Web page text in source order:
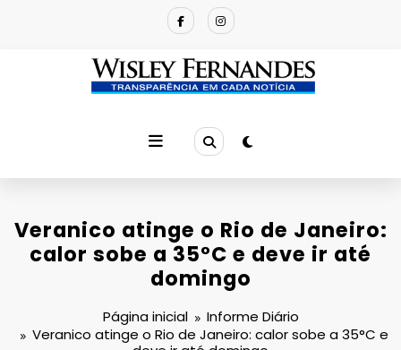
Veranico atinge o Rio de Janeiro:
calor sobe a 35°C e deve ir até
domingo
Página inicial
Informe Diário
Veranico atinge o Rio de Janeiro: calor sobe a 35°C e